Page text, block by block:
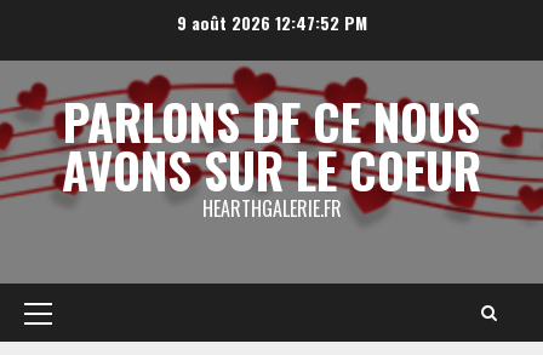
9 août 2026 12:47:52 PM
PARLONS DE CE NOUS
AVONS SUR LE COEUR
HEARTHGALERIE.FR
Menu
principal